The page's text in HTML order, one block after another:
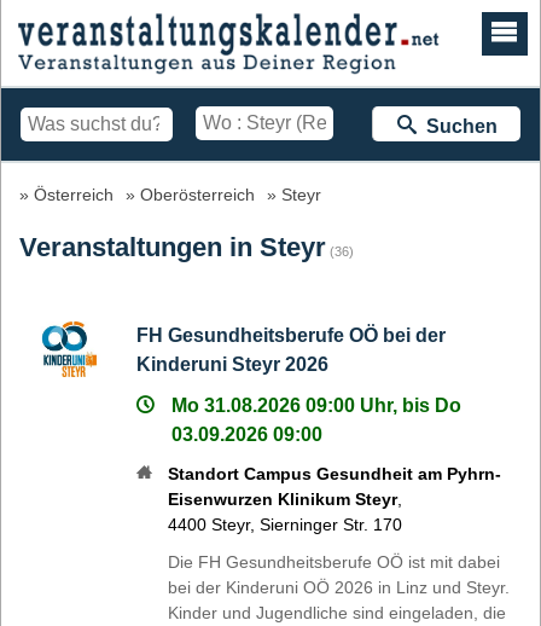
Suchen
Österreich Oberösterreich Steyr
Veranstaltungen in Steyr (36)
FH Gesundheitsberufe OÖ bei der
Kinderuni Steyr 2026
Mo 31.08.2026 09:00 Uhr, bis Do
03.09.2026 09:00
Standort Campus Gesundheit am Pyhrn-
Eisenwurzen Klinikum Steyr,
4400 Steyr,Sierninger Str. 170
Die FH Gesundheitsberufe OÖ ist mit dabei
bei der Kinderuni OÖ 2026 in Linz und Steyr.
Kinder und Jugendliche sind eingeladen, die